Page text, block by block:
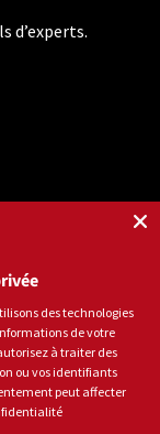
d’experts.
des technologies
de votre
à traiter des
ou vos identifiants
peut affecter